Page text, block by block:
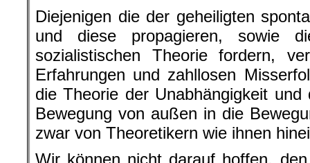
Diejenigen die der geheiligten
und diese propagieren, sowie
sozialistischen Theorie fordern,
Erfahrungen und zahllosen
die Theorie der Unabhängigkeit und
Bewegung von außen in die
zwar von Theoretikern wie ihnen
Wir können nicht darauf hoffen,